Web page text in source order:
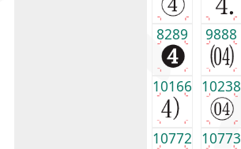
8289 9888
10166 10238
10772 10773